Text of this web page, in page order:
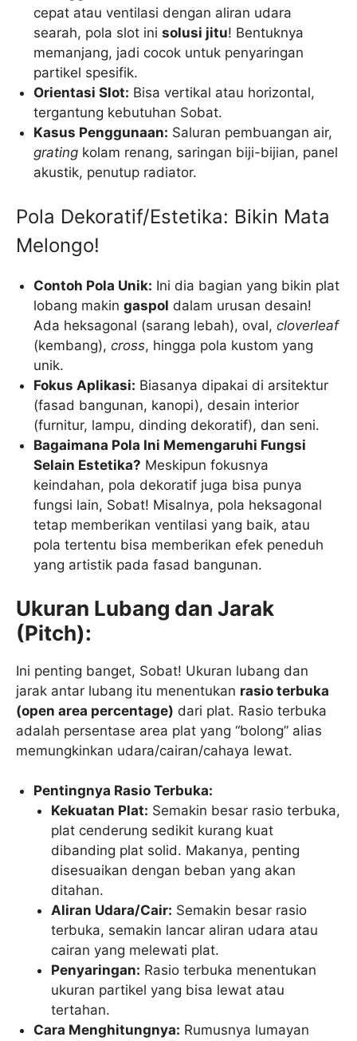
cepat atau ventilasi dengan aliran udara
searah, pola slot inisolusi jitu! Bentuknya
memanjang, jadi cocok untuk penyaringan
partikel spesifik.
Orientasi Slot: Bisa vertikal atau horizontal,
tergantung kebutuhan Sobat.
Kasus Penggunaan: Saluran pembuangan air,
grating kolam renang, saringan biji-bijian, panel
akustik, penutup radiator.
Pola Dekoratif/Estetika: Bikin Mata
Melongo!
Contoh Pola Unik: Ini dia bagian yang bikin plat
lobang makingaspol dalam urusan desain!
Ada heksagonal (sarang lebah), oval,cloverleaf
(kembang),cross, hingga pola kustom yang
unik.
Fokus Aplikasi: Biasanya dipakai di arsitektur
(fasad bangunan, kanopi), desain interior
(furnitur, lampu, dinding dekoratif), dan seni.
Bagaimana Pola Ini Memengaruhi Fungsi
Selain Estetika? Meskipun fokusnya
keindahan, pola dekoratif juga bisa punya
fungsi lain, Sobat! Misalnya, pola heksagonal
tetap memberikan ventilasi yang baik, atau
pola tertentu bisa memberikan efek peneduh
yang artistik pada fasad bangunan.
Ukuran Lubang dan Jarak
(Pitch):
Ini penting banget, Sobat! Ukuran lubang dan
jarak antar lubang itu menentukan rasio terbuka
(open area percentage) dari plat. Rasio terbuka
adalah persentase area plat yang “bolong” alias
memungkinkan udara/cairan/cahaya lewat.
Pentingnya Rasio Terbuka:
Kekuatan Plat: Semakin besar rasio terbuka,
plat cenderung sedikit kurang kuat
dibanding plat solid. Makanya, penting
disesuaikan dengan beban yang akan
ditahan.
Aliran Udara/Cair: Semakin besar rasio
terbuka, semakin lancar aliran udara atau
cairan yang melewati plat.
Penyaringan: Rasio terbuka menentukan
ukuran partikel yang bisa lewat atau
tertahan.
Cara Menghitungnya: Rumusnya lumayan